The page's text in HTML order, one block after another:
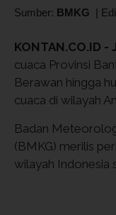
Sumber: BMKG |
KONTAN.CO.ID -
cuaca Provinsi
Berawan hingga
cuaca di wilayah
Badan
(BMKG) merilis
wilayah Indonesia